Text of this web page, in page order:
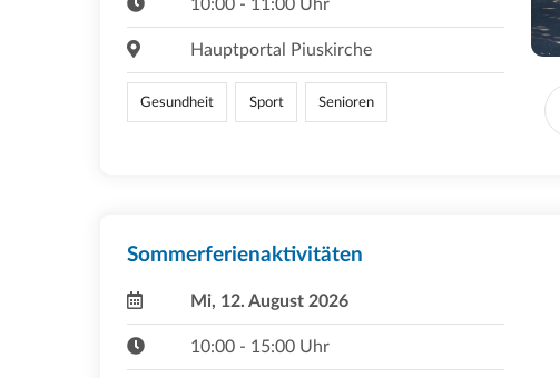
10:00 - 11:00 Uhr
Hauptportal Piuskirche
Gesundheit Sport Senioren
Sommerferienaktivitäten
Mi, 12. August 2026
10:00 - 15:00 Uhr